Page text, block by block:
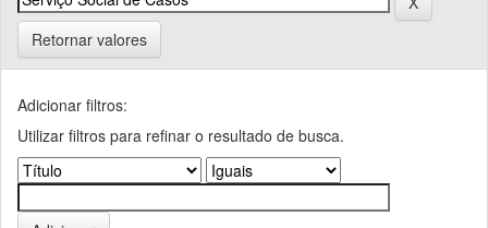
Retornar valores
Adicionar filtros:
Utilizar filtros para refinar o resultado de busca.